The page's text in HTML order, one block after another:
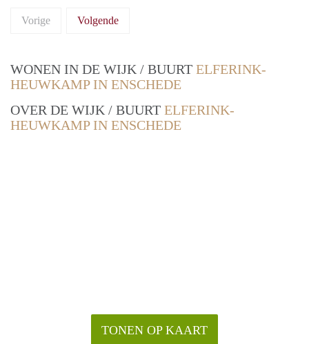
Vorige Volgende
WONEN IN DE WIJK / BUURT ELFERINK-
HEUWKAMP IN ENSCHEDE
OVER DE WIJK / BUURT ELFERINK-
HEUWKAMP IN ENSCHEDE
TONEN OP KAART